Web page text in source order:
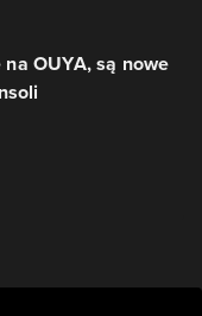
OUYA, są nowe